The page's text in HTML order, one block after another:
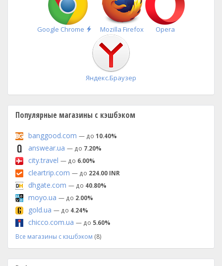
Google Chrome
Быстрая
установка
Mozilla Firefox Opera
Яндекс.Браузер
Популярные магазины с кэшбэком
banggood.com — до 10.40%
answear.ua — до 7.20%
city.travel — до 6.00%
cleartrip.com — до 224.00 INR
dhgate.com — до 40.80%
moyo.ua — до 2.00%
gold.ua — до 4.24%
chicco.com.ua — до 5.60%
Все магазины с кэшбэком (8)